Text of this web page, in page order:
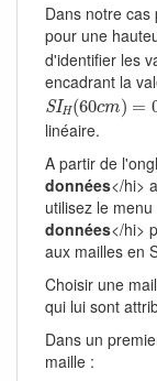
Dans notre
pour une
d'identifier les
encadrant la
SIH(60cm) =
SIH(60cm
linéaire.
A partir de
données</hi>
utilisez le
données</hi>
aux mailles en
Choisir une
qui lui sont
Dans un
maille :